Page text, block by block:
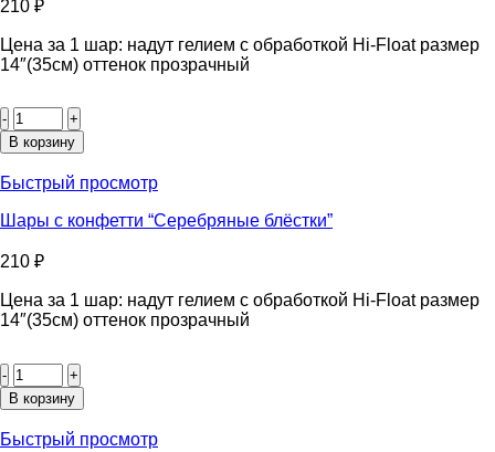
210 ₽
Цена за 1 шар: надут гелием с обработкой Hi-Float размер
14″(35см) оттенок прозрачный
товара
Шары
конфетти
круги”
В корзину
Быстрый просмотр
Шары с конфетти “Серебряные блёстки”
210 ₽
Цена за 1 шар: надут гелием с обработкой Hi-Float размер
14″(35см) оттенок прозрачный
товара
Шары
с
конфетти
В корзину
Быстрый просмотр